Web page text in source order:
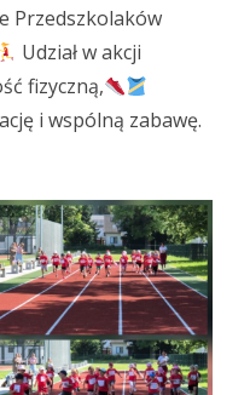
Przedszkolaków
Udział w akcji
fizyczną,
i wspólną zabawę.